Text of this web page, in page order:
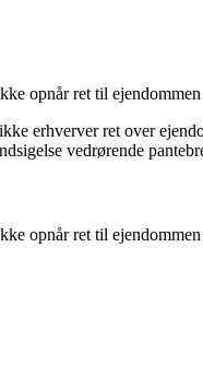
opnår ret til
erhverver ret over
vedrørende
opnår ret til